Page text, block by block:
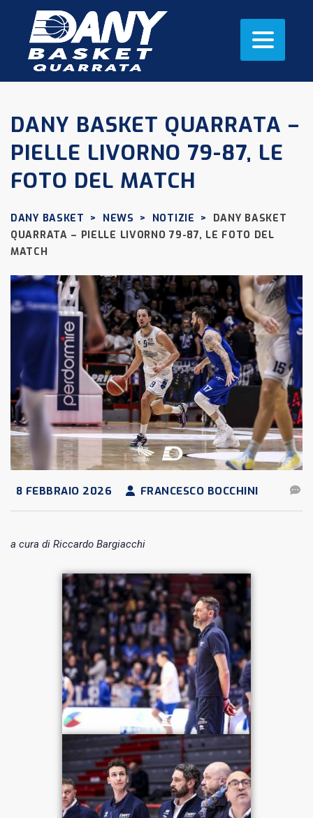
DANY BASKET QUARRATA –
PIELLE LIVORNO 79-87, LE
FOTO DEL MATCH
DANY BASKET > NEWS > NOTIZIE >
DANY BASKET
QUARRATA – PIELLE LIVORNO 79-87, LE FOTO DEL
MATCH
8 FEBBRAIO 2026 FRANCESCO BOCCHINI
a cura di Riccardo Bargiacchi